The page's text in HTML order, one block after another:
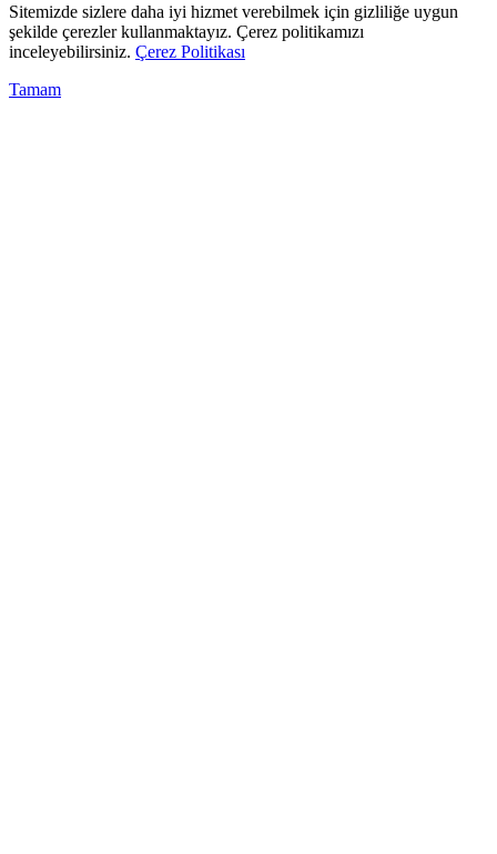
Sitemizde sizlere daha iyi hizmet verebilmek için gizliliğe uygun
şekilde çerezler kullanmaktayız. Çerez politikamızı
inceleyebilirsiniz. Çerez Politikası
Tamam